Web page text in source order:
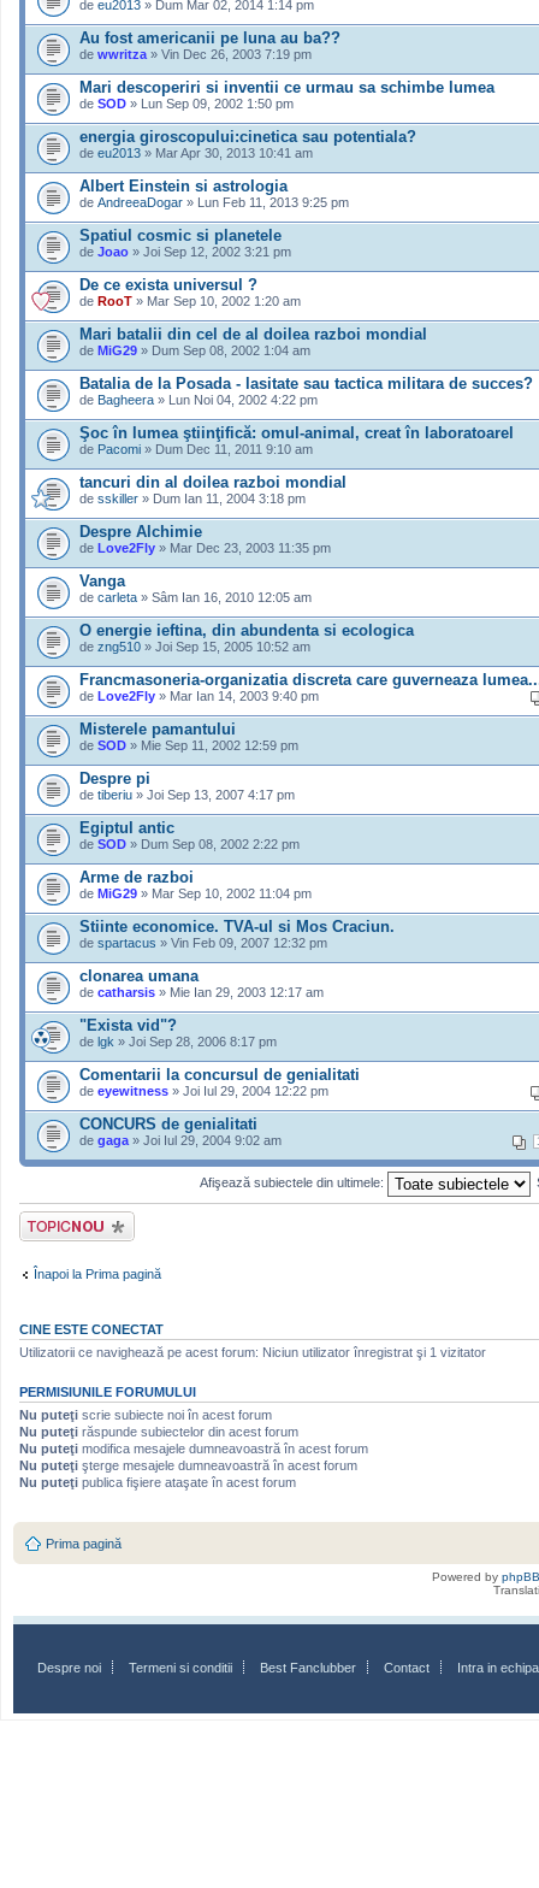
de eu2013 » Dum Mar 02, 2014 1:14 pm
Au fost americanii pe luna au ba??
de wwritza » Vin Dec 26, 2003 7:19 pm
Mari descoperiri si inventii ce urmau sa schimbe lumea
de SOD » Lun Sep 09, 2002 1:50 pm
energia giroscopului:cinetica sau potentiala?
de eu2013 » Mar Apr 30, 2013 10:41 am
Albert Einstein si astrologia
de AndreeaDogar » Lun Feb 11, 2013 9:25 pm
Spatiul cosmic si planetele
de Joao » Joi Sep 12, 2002 3:21 pm
De ce exista universul ?
de RooT » Mar Sep 10, 2002 1:20 am
Mari batalii din cel de al doilea razboi mondial
de MiG29 » Dum Sep 08, 2002 1:04 am
Batalia de la Posada - lasitate sau tactica militara de succes?
de Bagheera » Lun Noi 04, 2002 4:22 pm
Şoc în lumea ştiinţifică: omul-animal, creat în laboratoarel
de Pacomi » Dum Dec 11, 2011 9:10 am
tancuri din al doilea razboi mondial
de sskiller » Dum Ian 11, 2004 3:18 pm
Despre Alchimie
de Love2Fly » Mar Dec 23, 2003 11:35 pm
Vanga
de carleta » Sâm Ian 16, 2010 12:05 am
O energie ieftina, din abundenta si ecologica
de zng510 » Joi Sep 15, 2005 10:52 am
Francmasoneria-organizatia discreta care guverneaza
de Love2Fly » Mar Ian 14, 2003 9:40 pm
Misterele pamantului
de SOD » Mie Sep 11, 2002 12:59 pm
Despre pi
de tiberiu » Joi Sep 13, 2007 4:17 pm
Egiptul antic
de SOD » Dum Sep 08, 2002 2:22 pm
Arme de razboi
de MiG29 » Mar Sep 10, 2002 11:04 pm
Stiinte economice. TVA-ul si Mos Craciun.
de spartacus » Vin Feb 09, 2007 12:32 pm
clonarea umana
de catharsis » Mie Ian 29, 2003 12:17 am
"Exista vid"?
de lgk » Joi Sep 28, 2006 8:17 pm
Comentarii la concursul de genialitati
de eyewitness » Joi Iul 29, 2004 12:22 pm
CONCURS de genialitati
de gaga » Joi Iul 29, 2004 9:02 am
Afişează subiectele din ultimele:
Scrie un subiect
nou
Înapoi la Prima pagină
CINE ESTE CONECTAT
Utilizatorii ce navighează pe acest forum: Niciun utilizator înregistrat şi 1 vizitator
PERMISIUNILE FORUMULUI
Nu puteţi scrie subiecte noi în acest forum
Nu puteţi răspunde subiectelor din acest forum
Nu puteţi modifica mesajele dumneavoastră în acest forum
Nu puteţi şterge mesajele dumneavoastră în acest forum
Nu puteţi publica fişiere ataşate în acest forum
Prima pagină
Powered by phpBB
Despre noi Termeni si conditii Best Fanclubber Contact Intra in